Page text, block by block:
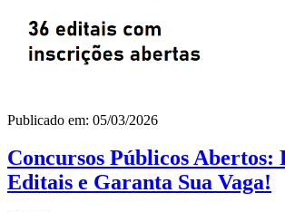
Publicado em: 05/03/2026
Concursos Públicos Abertos:
Editais e Garanta Sua Vaga!